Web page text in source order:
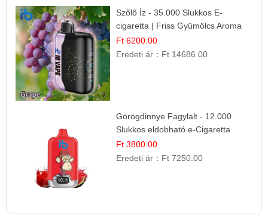
Szőlő Íz - 35.000 Slukkos E-
cigaretta | Friss Gyümölcs Aroma
Ft 6200.00
Eredeti ár： Ft 14686.00
Görögdinnye Fagylalt - 12.000
Slukkos eldobható e-Cigaretta
Ft 3800.00
Eredeti ár： Ft 7250.00